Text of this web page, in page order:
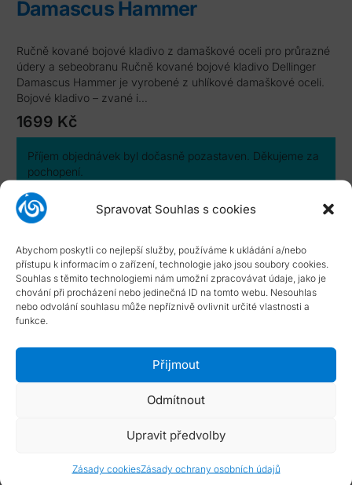
Spravovat Souhlas s cookies
Abychom poskytli co nejlepší služby, používáme k ukládání a/nebo
přístupu k informacím o zařízení, technologie jako jsou soubory cookies.
Souhlas s těmito technologiemi nám umožní zpracovávat údaje, jako je
chování při procházení nebo jedinečná ID na tomto webu. Nesouhlas
nebo odvolání souhlasu může nepříznivě ovlivnit určité vlastnosti a
funkce.
Přijmout
Odmítnout
Upravit předvolby
Zásady cookiesZásady ochrany osobních údajů
Damascus Hammer
Ručně kované bojové kladivo z damaškové oceli pro průrazné
údery a sebeobranu Ručně kované bojové kladivo Dellinger
Damascus Hammer je vyrobené z uhlíkové damaškové oceli.
Bojové kladivo – zvané i…
1699 Kč
Příjem objednávek byl dočasně pozastaven. Děkujeme za
pochopení.
Katalogové číslo: MB-DD2020K121
Typ smlouvy:
NÁPOVĚDA
Typ smlouvy